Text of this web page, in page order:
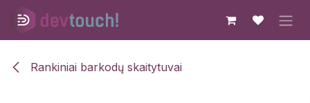
Skip to Content
Rankiniai barkodų skaitytuvai